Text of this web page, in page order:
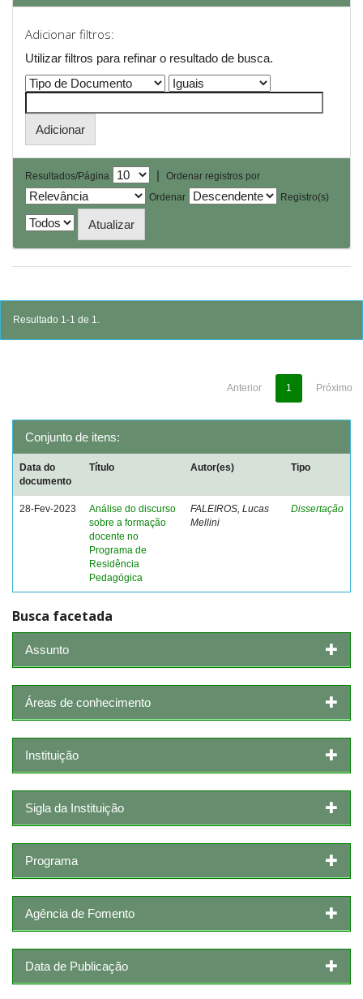
Adicionar filtros:
Utilizar filtros para refinar o resultado de busca.
Resultados/Página |
Ordenar registros por
Ordenar
Registro(s)
Resultado 1-1 de 1.
Anterior 1 Próximo
Conjunto de itens:
Data do
documento
Título Autor(es) Tipo
28-Fev-2023
Análise do discurso
sobre a formação
docente no
Programa de
Residência
Pedagógica
FALEIROS, Lucas
Mellini
Dissertação
Busca facetada
Assunto
Áreas de conhecimento
Instituição
Sigla da Instituição
Programa
Agência de Fomento
Data de Publicação